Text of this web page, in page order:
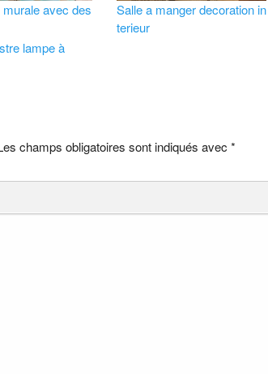
avec des
Salle a manger decoration in
terieur
lampe à
champs obligatoires sont indiqués avec *